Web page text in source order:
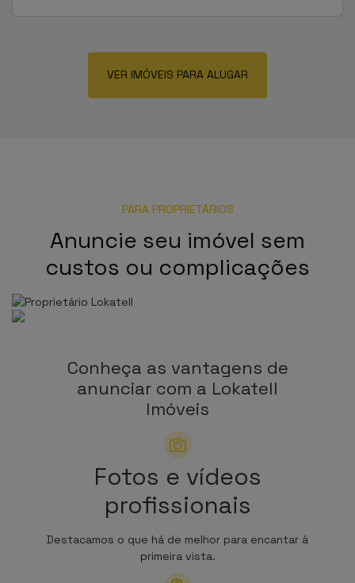
VER IMÓVEIS PARA ALUGAR
PARA PROPRIETÁRIOS
Anuncie seu imóvel sem
custos ou complicações
Conheça as vantagens de
anunciar com a Lokatell
Imóveis
Fotos e vídeos
profissionais
Destacamos o que há de melhor para encantar à
primeira vista.